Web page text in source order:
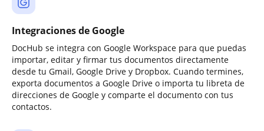
Integraciones de Google
DocHub se integra con Google Workspace para que puedas
importar, editar y firmar tus documentos directamente
desde tu Gmail, Google Drive y Dropbox. Cuando termines,
exporta documentos a Google Drive o importa tu libreta de
direcciones de Google y comparte el documento con tus
contactos.